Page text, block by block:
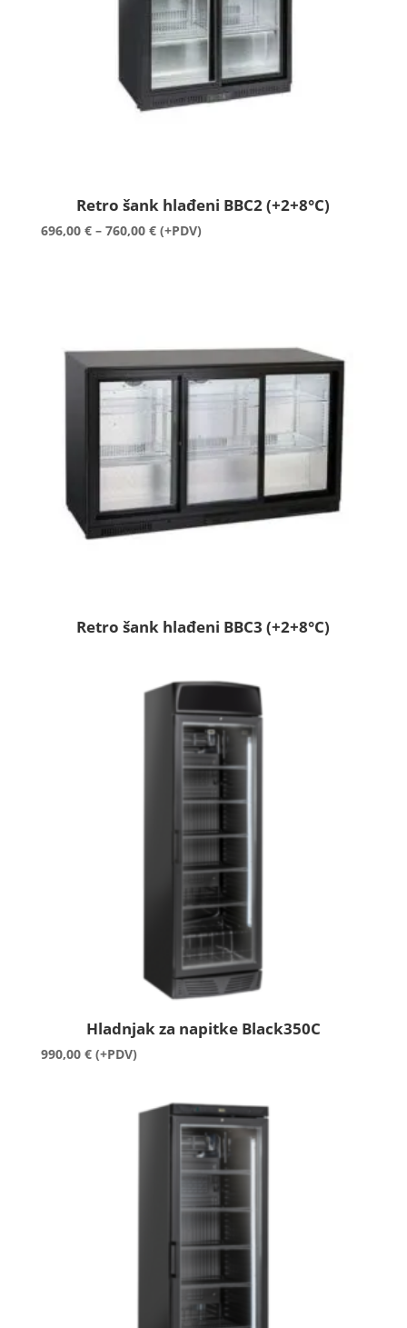
Retro šank hlađeni BBC2 (+2+8°C)
696,00 € – 760,00 €Raspon
(+PDV)
Retro šank hlađeni BBC3 (+2+8°C)
Hladnjak za napitke Black350C
990,00 € (+PDV)